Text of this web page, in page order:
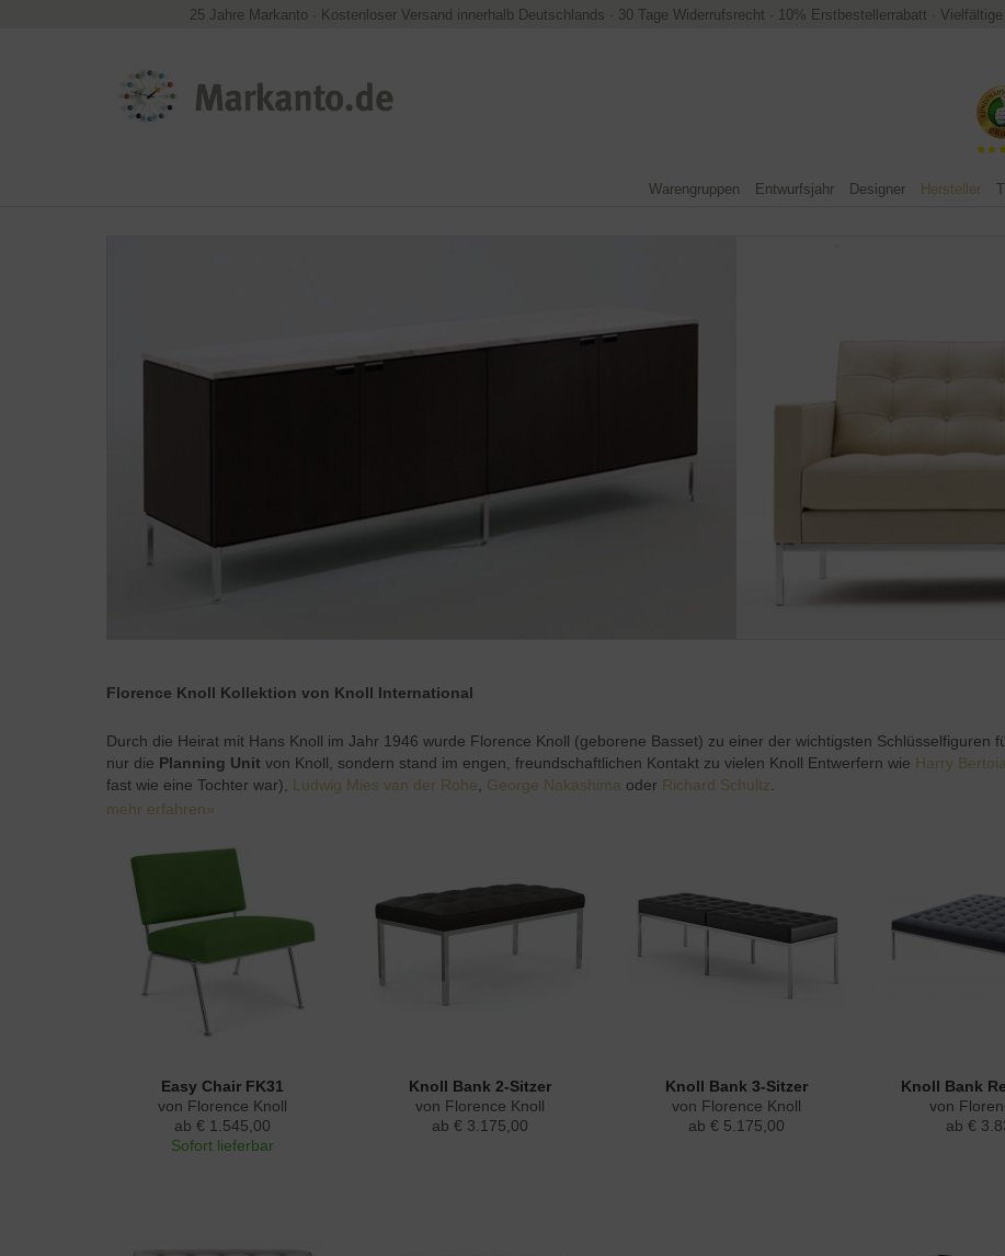
25 Jahre Markanto · Kostenloser Versand innerhalb Deutschlands · 30 Tage Widerrufsrecht · 10% Erstbestellerrabatt ·
Warengruppen Entwurfsjahr Designer Hersteller
Florence Knoll Kollektion von Knoll International
Durch die Heirat mit Hans Knoll im Jahr 1946 wurde Florence Knoll (geborene Basset) zu einer der wichtigsten Schlüsselfiguren
nur die Planning Unit von Knoll, sondern stand im engen, freundschaftlichen Kontakt zu vielen Knoll Entwerfern wie Harry Bertoia
fast wie eine Tochter war), Ludwig Mies van der Rohe, George Nakashima oder Richard Schultz.
mehr erfahren»
Easy Chair FK31
von Florence Knoll
ab € 1.545,00
Sofort lieferbar
Knoll Bank 2-Sitzer
von Florence Knoll
ab € 3.175,00
Knoll Bank 3-Sitzer
von Florence Knoll
ab € 5.175,00
Knoll Bank
von
ab €